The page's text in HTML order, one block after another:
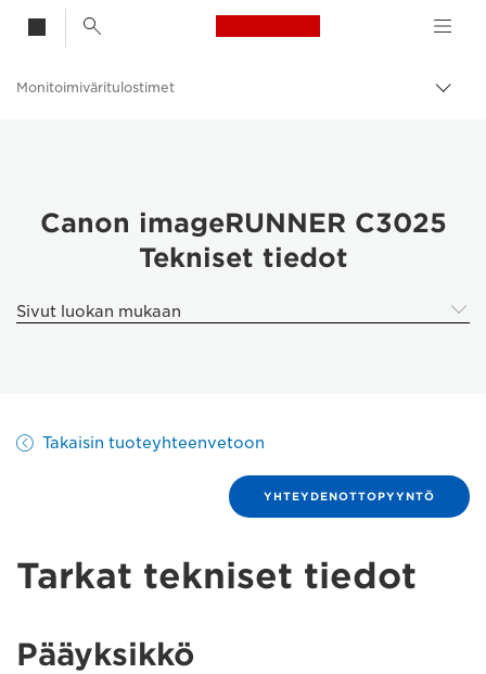
Canon Logo, back
Yritysratkaisut
Tulostimet ja faksit yrityksille
Monitoimiväritulostimet
Canon imageRUNNER C3025
Tekniset tiedot
Sivut luokan mukaan
Takaisin tuoteyhteenvetoon
YHTEYDENOTTOPYYNTÖ
Tarkat tekniset tiedot
Pääyksikkö